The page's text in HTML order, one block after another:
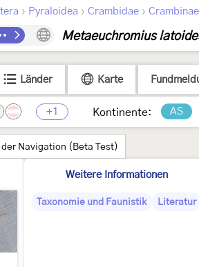
› Pyraloidea › Crambidae › Crambinae
Metaeuchromius
Länder Karte
+1 Kontinente: AS
der Navigation (Beta Test)
Weitere Informationen
Taxonomie und Faunistik Literatur